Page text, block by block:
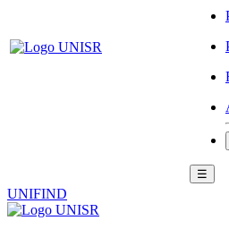
☰
UNIFIND